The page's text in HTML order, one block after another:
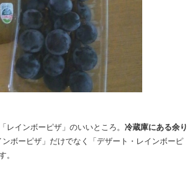
レインボーピザ」のいいところ。 冷蔵庫にある余り
ボーピザ」だけでなく「デザート・レインボーピ
。